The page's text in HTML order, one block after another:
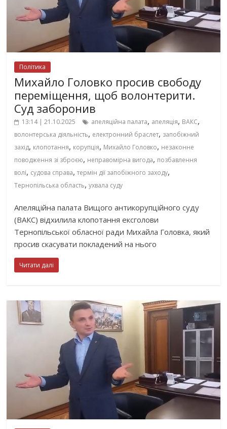
Політика
Михайло Головко просив свободу
переміщення, щоб волонтерити.
Суд заборонив
13:14 | 21.10.2025 апеляційна палата, апеляція, ВАКС,
волонтерська діяльність, електронний браслет, запобіжний
захід, клопотання, корупція, Михайло Головко, незаконне
поводження зі зброєю, неправомірна вигода, позбавлення
волі, судова справа,термін дії запобіжного заходу,
Тернопільська область,ухвала суду
Апеляційна палата Вищого антикорупційного суду
(ВАКС) відхилила клопотання ексголови
Тернопільської обласної ради Михайла Головка, який
просив скасувати покладений на нього
Читати далі